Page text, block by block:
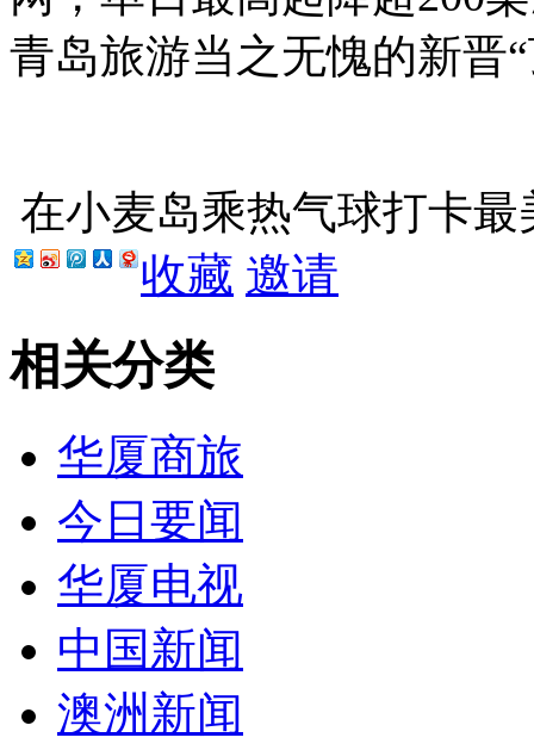
青岛旅游当之无愧的新晋
在小麦岛乘热气球打卡
收藏 邀请
相关分类
华厦商旅
今日要闻
华厦电视
中国新闻
澳洲新闻